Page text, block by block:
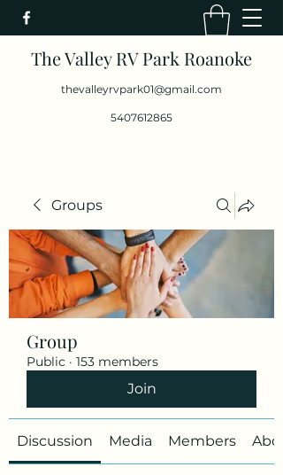
The Valley RV Park Roanoke
thevalleyrvpark01@gmail.com
5407612865
Groups
Group
Public · 153 members
Join
Discussion Media Members